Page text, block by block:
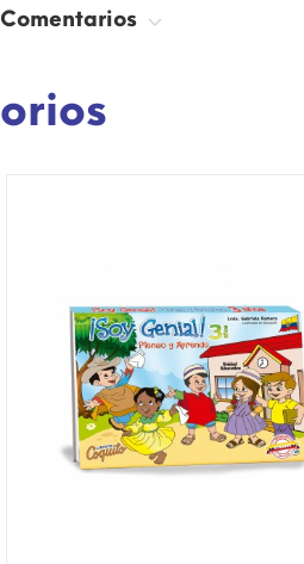
Comentarios